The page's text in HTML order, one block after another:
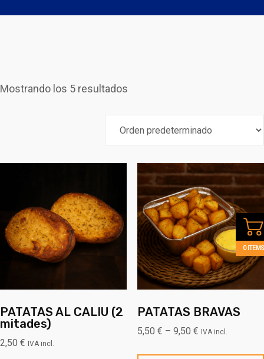
Mostrando los 5 resultados
PATATAS AL CALIU (2
mitades)
2,50 € IVA incl.
PATATAS BRAVAS
5,50 € – 9,50 € IVA incl.
0 ITEMS